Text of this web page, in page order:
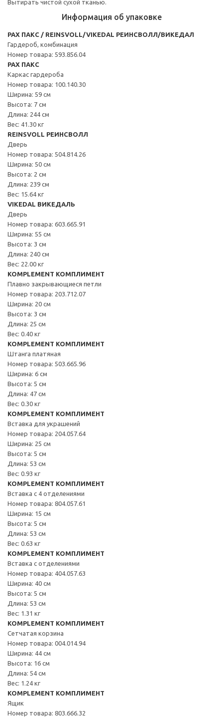
Вытирать чистой сухой тканью.
Информация об упаковке
PAX ПАКС / REINSVOLL/VIKEDAL РЕИНСВОЛЛ/ВИКЕДАЛ
Гардероб, комбинация
Номер товара: 593.856.04
PAX ПАКС
Каркас гардероба
Номер товара: 100.140.30
Ширина: 59 см
Высота: 7 см
Длина: 244 см
Вес: 41.30 кг
REINSVOLL РЕИНСВОЛЛ
Дверь
Номер товара: 504.814.26
Ширина: 50 см
Высота: 2 см
Длина: 239 см
Вес: 15.64 кг
VIKEDAL ВИКЕДАЛЬ
Дверь
Номер товара: 603.665.91
Ширина: 55 см
Высота: 3 см
Длина: 240 см
Вес: 22.00 кг
KOMPLEMENT КОМПЛИМЕНТ
Плавно закрывающиеся петли
Номер товара: 203.712.07
Ширина: 20 см
Высота: 3 см
Длина: 25 см
Вес: 0.40 кг
KOMPLEMENT КОМПЛИМЕНТ
Штанга платяная
Номер товара: 503.665.96
Ширина: 6 см
Высота: 5 см
Длина: 47 см
Вес: 0.30 кг
KOMPLEMENT КОМПЛИМЕНТ
Вставка для украшений
Номер товара: 204.057.64
Ширина: 25 см
Высота: 5 см
Длина: 53 см
Вес: 0.93 кг
KOMPLEMENT КОМПЛИМЕНТ
Вставка с 4 отделениями
Номер товара: 804.057.61
Ширина: 15 см
Высота: 5 см
Длина: 53 см
Вес: 0.63 кг
KOMPLEMENT КОМПЛИМЕНТ
Вставка с отделениями
Номер товара: 404.057.63
Ширина: 40 см
Высота: 5 см
Длина: 53 см
Вес: 1.31 кг
KOMPLEMENT КОМПЛИМЕНТ
Сетчатая корзина
Номер товара: 004.014.94
Ширина: 44 см
Высота: 16 см
Длина: 54 см
Вес: 1.24 кг
KOMPLEMENT КОМПЛИМЕНТ
Ящик
Номер товара: 803.666.32